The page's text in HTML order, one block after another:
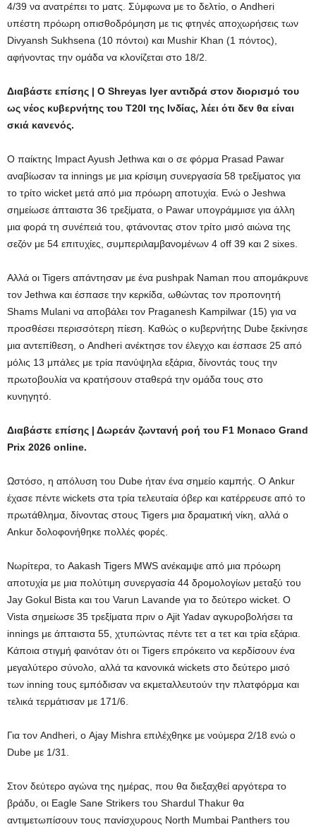
4/39 να ανατρέπει το ματς. Σύμφωνα με το δελτίο, ο Andheri
υπέστη πρόωρη οπισθοδρόμηση με τις φτηνές αποχωρήσεις των
Divyansh Sukhsena (10 πόντοι) και Mushir Khan (1 πόντος),
αφήνοντας την ομάδα να κλονίζεται στο 18/2.
Διαβάστε επίσης | Ο Shreyas Iyer αντιδρά στον διορισμό του
ως νέος κυβερνήτης του T20I της Ινδίας, λέει ότι δεν θα είναι
σκιά κανενός.
Ο παίκτης Impact Ayush Jethwa και ο σε φόρμα Prasad Pawar
αναβίωσαν τα innings με μια κρίσιμη συνεργασία 58 τρεξίματος για
το τρίτο wicket μετά από μια πρόωρη αποτυχία. Ενώ ο Jeshwa
σημείωσε άπταιστα 36 τρεξίματα, ο Pawar υπογράμμισε για άλλη
μια φορά τη συνέπειά του, φτάνοντας στον τρίτο μισό αιώνα της
σεζόν με 54 επιτυχίες, συμπεριλαμβανομένων 4 off 39 και 2 sixes.
Αλλά οι Tigers απάντησαν με ένα pushpak Naman που απομάκρυνε
τον Jethwa και έσπασε την κερκίδα, ωθώντας τον προπονητή
Shams Mulani να αποβάλει τον Praganesh Kampilwar (15) για να
προσθέσει περισσότερη πίεση. Καθώς ο κυβερνήτης Dube ξεκίνησε
μια αντεπίθεση, ο Andheri ανέκτησε τον έλεγχο και έσπασε 25 από
μόλις 13 μπάλες με τρία πανύψηλα εξάρια, δίνοντάς τους την
πρωτοβουλία να κρατήσουν σταθερά την ομάδα τους στο
κυνηγητό.
Διαβάστε επίσης | Δωρεάν ζωντανή ροή του F1 Monaco Grand
Prix 2026 online.
Ωστόσο, η απόλυση του Dube ήταν ένα σημείο καμπής. Ο Ankur
έχασε πέντε wickets στα τρία τελευταία όβερ και κατέρρευσε από το
πρωτάθλημα, δίνοντας στους Tigers μια δραματική νίκη, αλλά ο
Ankur δολοφονήθηκε πολλές φορές.
Νωρίτερα, το Aakash Tigers MWS ανέκαμψε από μια πρόωρη
αποτυχία με μια πολύτιμη συνεργασία 44 δρομολογίων μεταξύ του
Jay Gokul Bista και του Varun Lavande για το δεύτερο wicket. Ο
Vista σημείωσε 35 τρεξίματα πριν ο Ajit Yadav αγκυροβολήσει τα
innings με άπταιστα 55, χτυπώντας πέντε τετ α τετ και τρία εξάρια.
Κάποια στιγμή φαινόταν ότι οι Tigers επρόκειτο να κερδίσουν ένα
μεγαλύτερο σύνολο, αλλά τα κανονικά wickets στο δεύτερο μισό
των inning τους εμπόδισαν να εκμεταλλευτούν την πλατφόρμα και
τελικά τερμάτισαν με 171/6.
Για τον Andheri, ο Ajay Mishra επιλέχθηκε με νούμερα 2/18 ενώ ο
Dube με 1/31.
Στον δεύτερο αγώνα της ημέρας, που θα διεξαχθεί αργότερα το
βράδυ, οι Eagle Sane Strikers του Shardul Thakur θα
αντιμετωπίσουν τους πανίσχυρους North Mumbai Panthers του